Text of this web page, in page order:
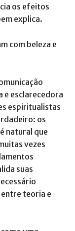
os efeitos
explica.
com beleza e
e esclarecedora
espiritualistas
os
natural que
vezes
suas
teoria e